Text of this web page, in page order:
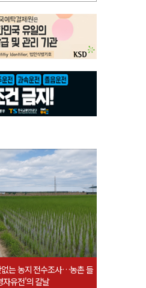
는 농지 전수조사…농촌 들
자유전'의 칼날